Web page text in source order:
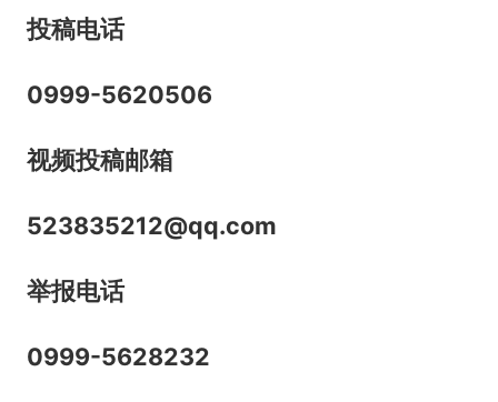
投稿电话
0999-5620506
视频投稿邮箱
523835212@qq.com
举报电话
0999-5628232